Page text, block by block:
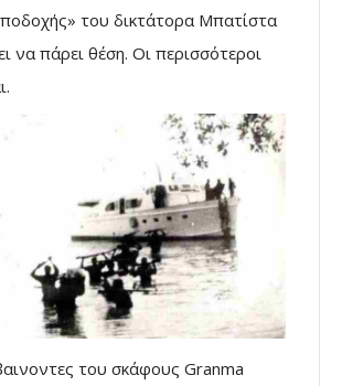
του δικτάτορα Μπατίστα
να πάρει θέση. Οι περισσότεροι
του σκάφους Granma